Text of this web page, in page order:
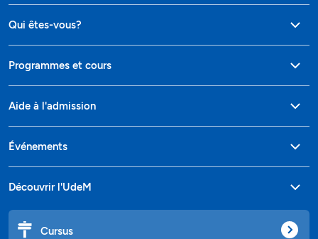
Qui êtes-vous?
Programmes et cours
Aide à l'admission
Événements
Découvrir l'UdeM
Cursus